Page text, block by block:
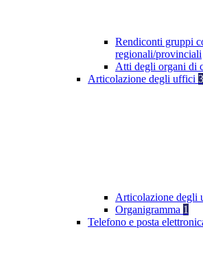
Rendiconti gruppi
regionali/provinciali
Atti degli organi di
Articolazione degli uffici 3
Articolazione degli
Organigramma 1
Telefono e posta